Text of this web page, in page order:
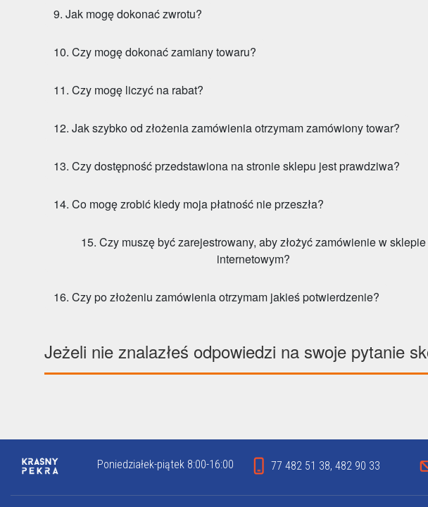
9. Jak mogę dokonać zwrotu?
10. Czy mogę dokonać zamiany towaru?
11. Czy mogę liczyć na rabat?
12. Jak szybko od złożenia zamówienia otrzymam zamówiony towar?
13. Czy dostępność przedstawiona na stronie sklepu jest prawdziwa?
14. Co mogę zrobić kiedy moja płatność nie przeszła?
15. Czy muszę być zarejestrowany, aby złożyć zamówienie w sklepie
internetowym?
16. Czy po złożeniu zamówienia otrzymam jakieś potwierdzenie?
Jeżeli nie znalazłeś odpowiedzi na swoje pytanie
Poniedziałek-piątek 8:00-16:00 77 482 51 38, 482 90 33